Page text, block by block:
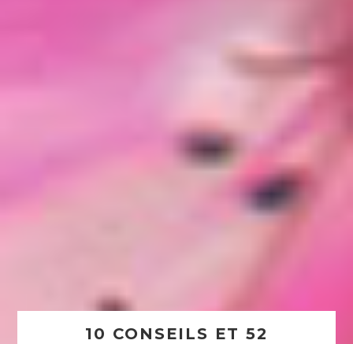
10 CONSEILS ET 52